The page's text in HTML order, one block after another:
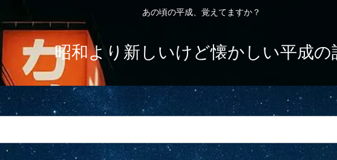
あの頃の平成、覚えてますか？
昭和より新しいけど懐かしい平成の